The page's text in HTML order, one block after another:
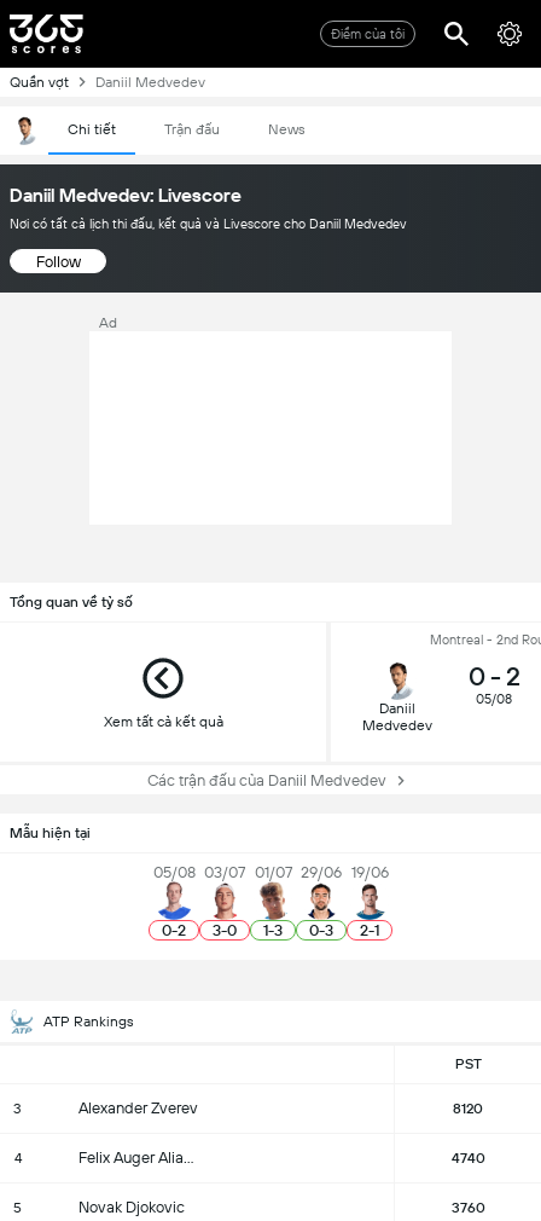
Điểm của tôi
Quần vợt Daniil Medvedev
Chi tiết Trận đấu News
Daniil Medvedev: Livescore
Nơi có tất cả lịch thi đấu, kết quả và Livescore cho Daniil Medvedev
Follow
Ad
Tổng quan về tỷ số
Xem tất cả kết quả
Montreal - 2nd
Daniil
Medvedev
0- 2
05/08
Các trận đấu của Daniil Medvedev
Mẫu hiện tại
05/08
0-2
03/07
3-0
01/07
1-3
29/06
0-3
19/06
2-1
ATP Rankings
PST
3 Alexander Zverev 8120
4 Felix Auger Aliassime 4740
5 Novak Djokovic 3760